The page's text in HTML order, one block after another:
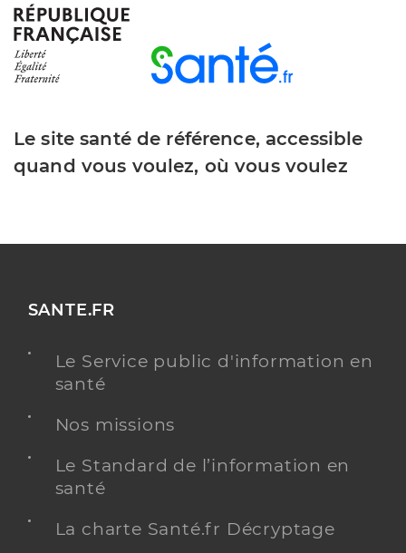
Le site santé de référence, accessible
quand vous voulez, où vous voulez
SANTE.FR
Le Service public d'information en
santé
Nos missions
Le Standard de l’information en
santé
La charte Santé.fr Décryptage